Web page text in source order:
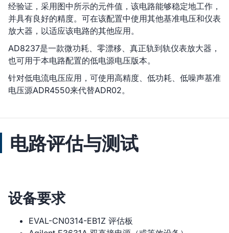
经验证，采用图中所示的元件值，该电路能够稳定地工作，
并具有良好的精度。可在该配置中使用其他基准电压和仪表
放大器，以适应该电路的其他应用。
AD8237是一款微功耗、零漂移、真正轨到轨仪表放大器，
也可用于本电路配置的低电源电压版本。
针对低电流电压应用，可使用高精度、低功耗、低噪声基准
电压源ADR4550来代替ADR02。
电路评估与测试
设备要求
EVAL-CN0314-EB1Z 评估板